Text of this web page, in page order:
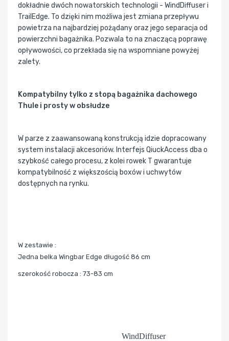
dokładnie dwóch nowatorskich technologii - WindDiffuser i
TrailEdge. To dzięki nim możliwa jest zmiana przepływu
powietrza na najbardziej pożądany oraz jego separacja od
powierzchni bagażnika. Pozwala to na znaczącą poprawę
opływowości, co przekłada się na wspomniane powyżej
zalety.
Kompatybilny tylko z stopą bagażnika dachowego
Thule i prosty w obsłudze
W parze z zaawansowaną konstrukcją idzie dopracowany
system instalacji akcesoriów. Interfejs QiuckAccess dba o
szybkość całego procesu, z kolei rowek T gwarantuje
kompatybilność z większością boxów i uchwytów
dostępnych na rynku.
W zestawie :
Jedna belka Wingbar Edge długość 86 cm
szerokość robocza : 73-83 cm
WindDiffuser